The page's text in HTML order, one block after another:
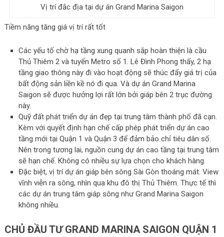
Vị trí đắc địa tại dự án Grand Marina Saigon
Tiềm năng tăng giá vị trí rất tốt
Các yếu tố chờ hạ tầng xung quanh sắp hoàn thiện là cầu
Thủ Thiêm 2 và tuyến Metro số 1. Lê Đình Phong thấy, 2 hạ
tầng giao thông này đi vào hoạt động sẽ thúc đẩy giá trị của
bất động sản liền kề nó đi qua. Và dự án Grand Marina
Saigon sẽ được hưởng lợi rất lớn bởi giáp bên 2 trục đường
này.
Quỹ đất phát triển dự án đẹp tại trung tâm thành phố đã cạn.
Kèm với quyết định hạn chế cấp phép phát triển dự án cao
tầng mới tại Quận 1 và Quận 3 để đảm bảo chỉ tiêu dân số.
Nên trong tương lai, nguồn cung dự án cao tầng tại trung tâm
sẽ hạn chế. Không có nhiều sự lựa chọn cho khách hàng.
Đặc biệt, vị trí dự án giáp bên sông Sài Gòn thoáng mát. View
vĩnh viễn ra sông, nhìn qua khu đô thị Thủ Thiêm. Thực tế thì
các dự án trung tâm giáp sông như Grand Marina Saigon
không nhiều.
CHỦ ĐẦU TƯ GRAND MARINA SAIGON QUẬN 1